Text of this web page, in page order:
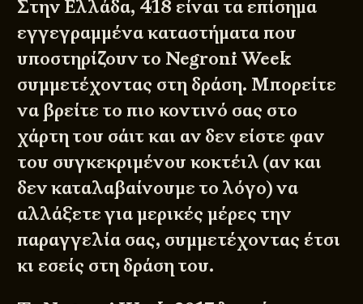
Στην Ελλάδα, 418 είναι τα επίσημα
εγγεγραμμένα καταστήματα που
υποστηρίζουν το Negroni Week
συμμετέχοντας στη δράση. Μπορείτε
να βρείτε το πιο κοντινό σας στο
χάρτη του σάιτ και αν δεν είστε φαν
του συγκεκριμένου κοκτέιλ (αν και
δεν καταλαβαίνουμε το λόγο) να
αλλάξετε για μερικές μέρες την
παραγγελία σας, συμμετέχοντας έτσι
κι εσείς στη δράση του.